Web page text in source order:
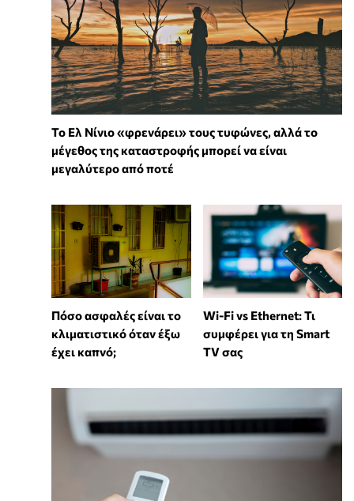
Το Ελ Νίνιο «φρενάρει» τους τυφώνες, αλλά το
μέγεθος της καταστροφής μπορεί να είναι
μεγαλύτερο από ποτέ
Πόσο ασφαλές είναι το
κλιματιστικό όταν έξω
έχει καπνό;
Wi-Fi vs Ethernet: Τι
συμφέρει για τη Smart
TV σας